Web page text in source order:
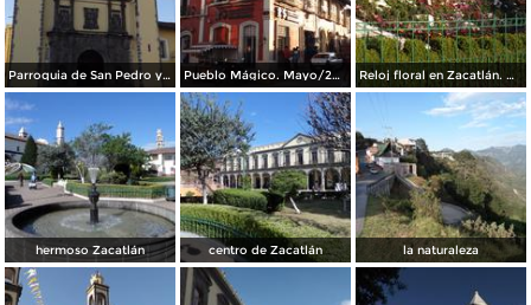
Parroquia de San Pedro y San Pablo. Mayo/2014 Pueblo Mágico. Mayo/2014 Reloj floral en Zacatlán. Mayo/2014
hermoso Zacatlán centro de Zacatlán la naturaleza